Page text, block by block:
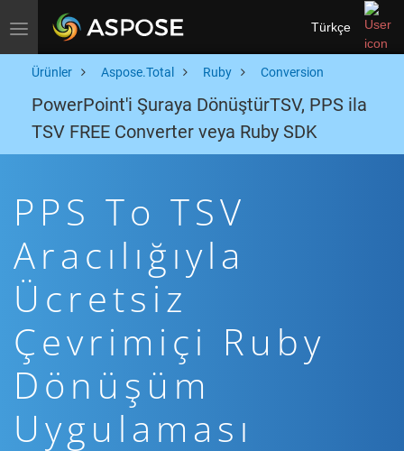
Toggle navigation Türkçe
Ürünler Aspose.Total Ruby Conversion
PowerPoint'i Şuraya DönüştürTSV, PPS ila
TSV FREE Converter veya Ruby SDK
PPS To TSV
Aracılığıyla
Ücretsiz
Çevrimiçi Ruby
Dönüşüm
Uygulaması